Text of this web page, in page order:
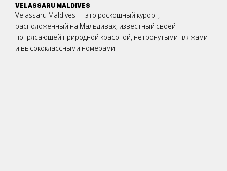
VELASSARU MALDIVES
Velassaru Maldives — это роскошный курорт,
расположенный на Мальдивах, известный своей
потрясающей природной красотой, нетронутыми пляжами
и высококлассными номерами.